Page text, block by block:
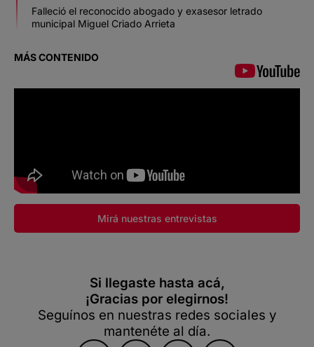
Falleció el reconocido abogado y exasesor letrado
municipal Miguel Criado Arrieta
MÁS CONTENIDO
Mirá nuestras entrevistas
Si llegaste hasta acá,
¡Gracias por elegirnos!
Seguínos en nuestras redes sociales y
mantenéte al día.